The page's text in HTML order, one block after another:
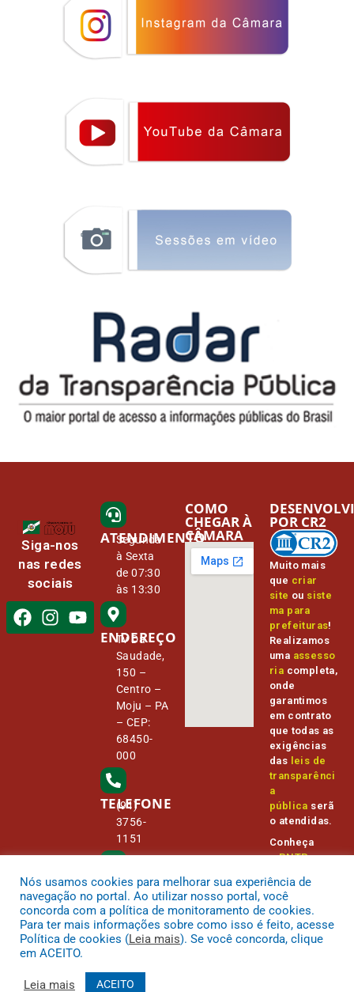
Siga-nos
nas redes
sociais
ATENDIMENTO
Segunda
à Sexta
de 07:30
às 13:30
ENDEREÇO
Tv Da
Saudade,
150 –
Centro –
Moju – PA
– CEP:
68450-
000
TELEFONE
(91)
3756-
1151
E-MAIL
camara@
cmmoju.p
a.gov.br
COMO
CHEGAR À
CÂMARA
Muito mais
que criar
site ou siste
ma para
prefeituras!
Realizamos
uma assesso
ria completa,
onde
garantimos
em contrato
que todas as
exigências
das leis de
transparênci
a
pública serã
o atendidas.
Conheça
oPNTPe
Transparênc
ia Pública
POR CR2
Todos os direitos reservados a Câmara Municipal Moju
Nós usamos cookies para melhorar sua experiência de
navegação no portal. Ao utilizar nosso portal, você
concorda com a política de monitoramento de cookies.
Para ter mais informações sobre como isso é feito, acesse
Política de cookies (Leia mais). Se você concorda, clique
em ACEITO.
Leia mais ACEITO